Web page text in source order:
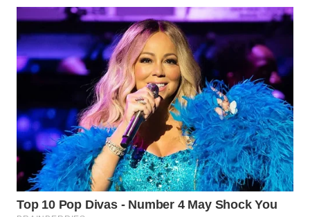
WN
INDRAMAYU
WN
KUNINGAN
WN
MAJALENGKA
WN
SUBANG